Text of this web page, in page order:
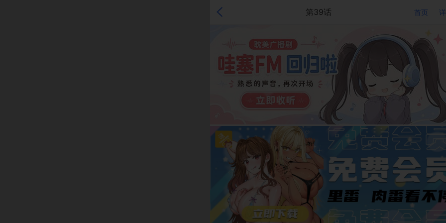
第39话 首页